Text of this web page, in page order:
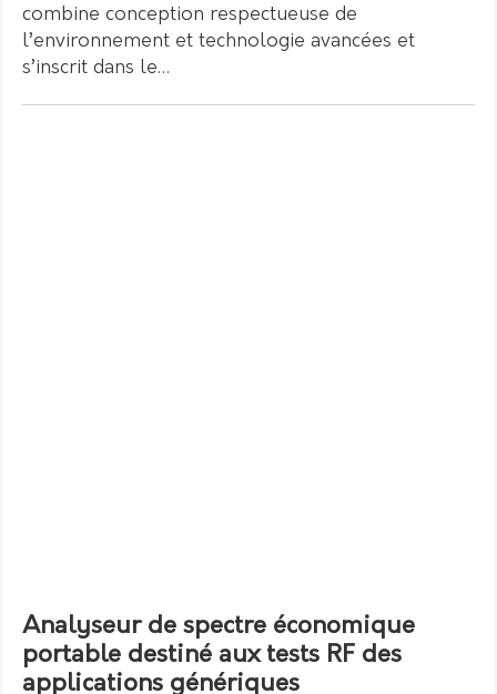
combine conception respectueuse de
l’environnement et technologie avancées et
s’inscrit dans le…
Analyseur de spectre économique
portable destiné aux tests RF des
applications génériques